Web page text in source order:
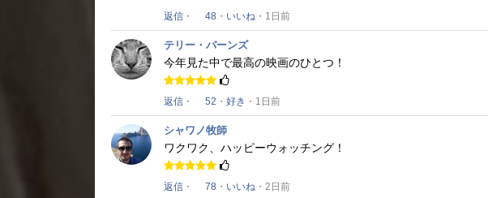
返信 ・ 48 ・ いいね ・1日前
テリー・バーンズ
今年見た中で最高の映画のひとつ！
返信 ・ 52 ・ 好き ・1日前
シャワノ牧師
ワクワク、ハッピーウォッチング！
返信 ・ 78 ・ いいね ・2日前